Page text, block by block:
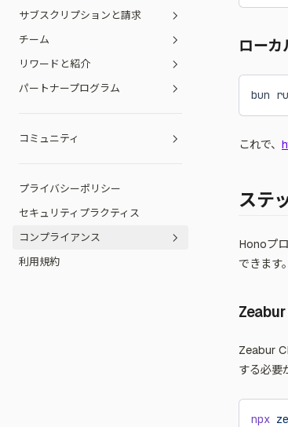
Free プラン
Dev プラン
Pro プラン
Team プラン
サブスクリプションと請求
お支払い方法
返金ポリシー
請求書
チーム
チームを作成する
メンバー管理
チームへの所有権の移管
リワードと紹介
紹介プログラム
パートナープログラム
イベントコードの引き換え
セールスパートナー
コミュニティ
コミュニティ行動規範
コミュニティフォーラム
プライバシーポリシー
セキュリティプラクティス
コンプライアンス
公正利用ガイドライン
利用規約
ローカ
bun
これで、
ステ
Honoプ
できます。
Zeabur
する必要
npx